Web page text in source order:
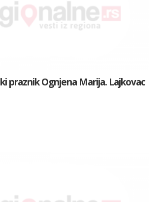
praznik Ognjena Marija. Lajkovac